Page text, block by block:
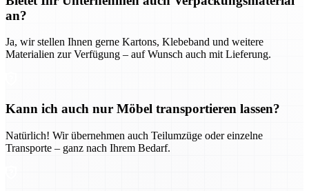
an?
Ja, wir stellen Ihnen gerne Kartons, Klebeband und weitere
Materialien zur Verfügung – auf Wunsch auch mit Lieferung.
Kann ich auch nur Möbel transportieren lassen?
Natürlich! Wir übernehmen auch Teilumzüge oder einzelne
Transporte – ganz nach Ihrem Bedarf.